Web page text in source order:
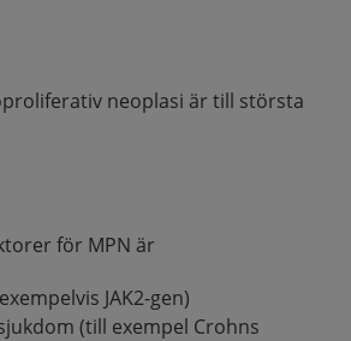
neoplasi är till största
för MPN är
JAK2-gen)
(till exempel Crohns